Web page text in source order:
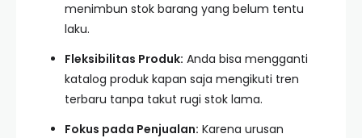
menimbun stok barang yang belum tentu
laku.
Fleksibilitas Produk: Anda bisa mengganti
katalog produk kapan saja mengikuti tren
terbaru tanpa takut rugi stok lama.
Fokus pada Penjualan: Karena urusan